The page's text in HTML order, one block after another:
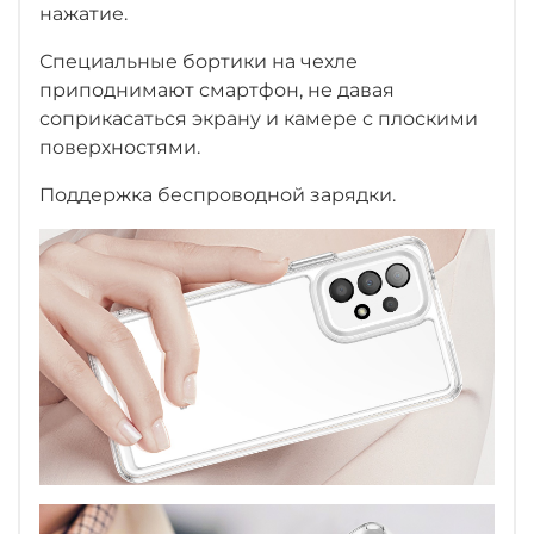
нажатие.
Специальные бортики на чехле
приподнимают смартфон, не давая
соприкасаться экрану и камере с плоскими
поверхностями.
Поддержка беспроводной зарядки.